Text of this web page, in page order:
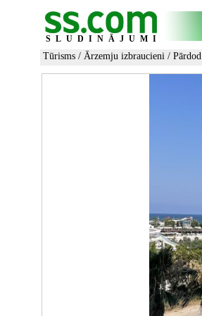
SLUDINĀJUMI
Tūrisms / Ārzemju izbraucieni / Pārdod